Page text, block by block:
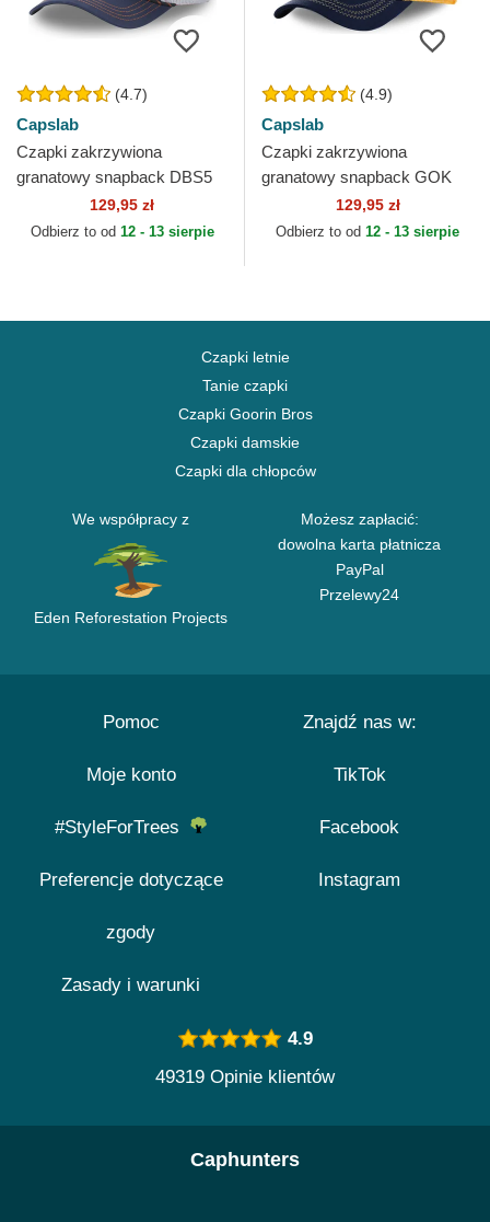
(4.7)
Capslab
Czapki zakrzywiona
granatowy snapback DBS5
ULT Son Goku Dragon Ball
Capslab
129,95 zł
Odbierz to od 12 - 13 sierpie
(4.9)
Capslab
Czapki zakrzywiona
granatowy snapback GOK
Son Goku Dragon Ball
Capslab
129,95 zł
Odbierz to od 12 - 13 sierpie
Czapki letnie
Tanie czapki
Czapki Goorin Bros
Czapki damskie
Czapki dla chłopców
We współpracy z
Eden Reforestation Projects
Możesz zapłacić:
dowolna karta płatnicza
PayPal
Przelewy24
Pomoc
Moje konto
#StyleForTrees
Preferencje dotyczące
zgody
Zasady i warunki
Znajdź nas w:
TikTok
Facebook
Instagram
4.9
49319 Opinie klientów
Caphunters